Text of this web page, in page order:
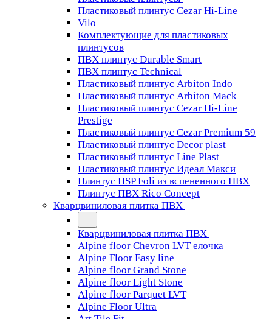
Пластиковый плинтус Cezar Hi-Line
Vilo
Комплектующие для пластиковых
плинтусов
ПВХ плинтус Durable Smart
ПВХ плинтус Technical
Пластиковый плинтус Arbiton Indo
Пластиковый плинтус Arbiton Mack
Пластиковый плинтус Cezar Hi-Line
Prestige
Пластиковый плинтус Cezar Premium 59
Пластиковый плинтус Decor plast
Пластиковый плинтус Line Plast
Пластиковый плинтус Идеал Макси
Плинтус HSP Foli из вспененного ПВХ
Плинтус ПВХ Rico Concept
Кварцвиниловая плитка ПВХ
Кварцвиниловая плитка ПВХ
Alpine floor Chevron LVT елочка
Alpine Floor Easy line
Alpine floor Grand Stone
Alpine floor Light Stone
Alpine floor Parquet LVT
Alpine Floor Ultra